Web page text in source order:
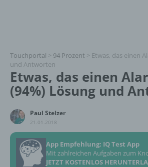
Touchportal > 94 Prozent > Etwas, das einen
und Antworten
Etwas, das einen
(94%) Lösung und
Paul Stelzer
21.01.2018
App Empfehlung: IQ Test App
Mit zahlreichen Aufgaben zum
JETZT KOSTENLOS